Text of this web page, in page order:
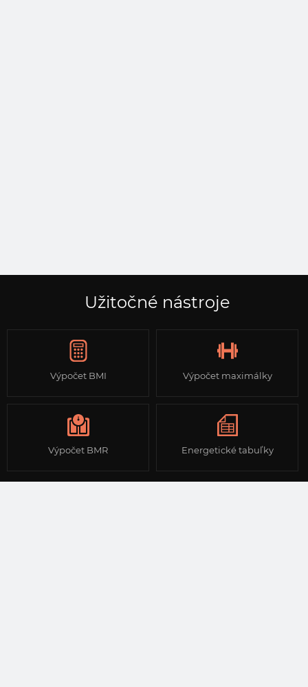
Užitočné nástroje
Výpočet BMI Výpočet maximálky
Výpočet BMR Energetické tabuľky